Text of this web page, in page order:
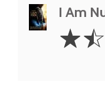
I Am
1.5
Stars
☆☆